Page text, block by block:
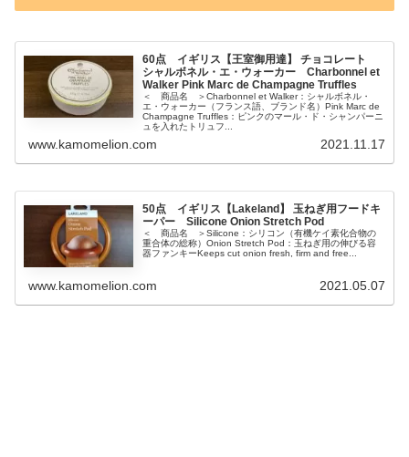
60点 イギリス【王室御用達】 チョコレート
シャルボネル・エ・ウォーカー Charbonnel et
Walker Pink Marc de Champagne Truffles
＜ 商品名 ＞Charbonnel et Walker：シャルボネル・
エ・ウォーカー（フランス語、ブランド名）Pink Marc de
Champagne Truffles：ピンクのマール・ド・シャンパーニ
ュを入れたトリュフ...
www.kamomelion.com 2021.11.17
50点 イギリス【Lakeland】 玉ねぎ用フードキ
ーパー Silicone Onion Stretch Pod
＜ 商品名 ＞Silicone：シリコン（有機ケイ素化合物の
重合体の総称）Onion Stretch Pod：玉ねぎ用の伸びる容
器ファンキーKeeps cut onion fresh, firm and free...
www.kamomelion.com 2021.05.07